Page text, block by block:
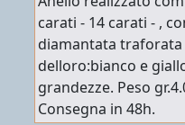
carati - 14 carati - ,
diamantata
delloro:bianco e
grandezze. Peso
Consegna in 48h.